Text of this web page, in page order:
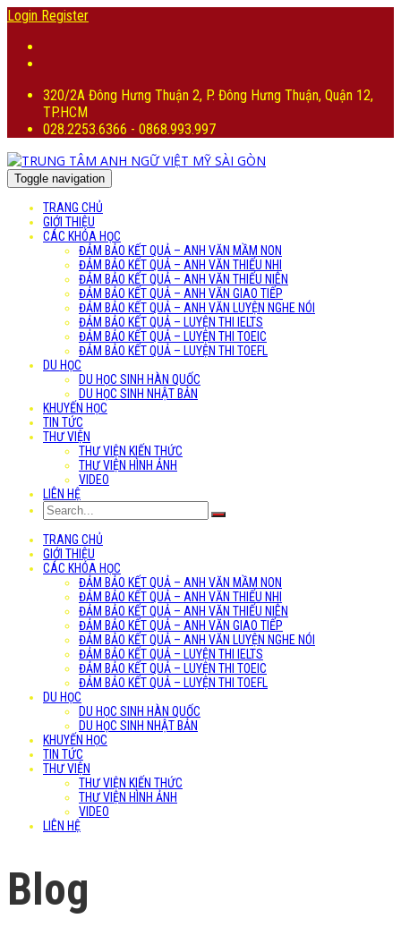
Login Register
320/2A Đông Hưng Thuận 2, P. Đông Hưng Thuận, Quận 12,
TP.HCM
028.2253.6366 - 0868.993.997
Toggle navigation
TRANG CHỦ
GIỚI THIỆU
CÁC KHÓA HỌC
ĐẢM BẢO KẾT QUẢ – ANH VĂN MẦM NON
ĐẢM BẢO KẾT QUẢ – ANH VĂN THIẾU NHI
ĐẢM BẢO KẾT QUẢ – ANH VĂN THIẾU NIÊN
ĐẢM BẢO KẾT QUẢ – ANH VĂN GIAO TIẾP
ĐẢM BẢO KẾT QUẢ – ANH VĂN LUYỆN NGHE NÓI
ĐẢM BẢO KẾT QUẢ – LUYỆN THI IELTS
ĐẢM BẢO KẾT QUẢ – LUYỆN THI TOEIC
ĐẢM BẢO KẾT QUẢ – LUYỆN THI TOEFL
DU HỌC
DU HỌC SINH HÀN QUỐC
DU HỌC SINH NHẬT BẢN
KHUYẾN HỌC
TIN TỨC
THƯ VIỆN
THƯ VIỆN KIẾN THỨC
THƯ VIỆN HÌNH ẢNH
VIDEO
LIÊN HỆ
TRANG CHỦ
GIỚI THIỆU
CÁC KHÓA HỌC
ĐẢM BẢO KẾT QUẢ – ANH VĂN MẦM NON
ĐẢM BẢO KẾT QUẢ – ANH VĂN THIẾU NHI
ĐẢM BẢO KẾT QUẢ – ANH VĂN THIẾU NIÊN
ĐẢM BẢO KẾT QUẢ – ANH VĂN GIAO TIẾP
ĐẢM BẢO KẾT QUẢ – ANH VĂN LUYỆN NGHE NÓI
ĐẢM BẢO KẾT QUẢ – LUYỆN THI IELTS
ĐẢM BẢO KẾT QUẢ – LUYỆN THI TOEIC
ĐẢM BẢO KẾT QUẢ – LUYỆN THI TOEFL
DU HỌC
DU HỌC SINH HÀN QUỐC
DU HỌC SINH NHẬT BẢN
KHUYẾN HỌC
TIN TỨC
THƯ VIỆN
THƯ VIỆN KIẾN THỨC
THƯ VIỆN HÌNH ẢNH
VIDEO
LIÊN HỆ
Blog